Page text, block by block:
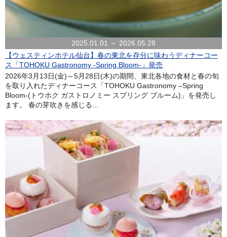
2025.01.01 ～ 2026.05.28
【ウェスティンホテル仙台】春の東北を存分に味わうディナーコー
ス「TOHOKU Gastronomy -Spring Bloom-」発売
2026年3月13日(金)～5月28日(木)の期間、東北各地の食材と春の旬
を取り入れたディナーコース「TOHOKU Gastronomy –Spring
Bloom-(トウホク ガストロノミー スプリング ブルーム)」を発売し
ます。 春の芽吹きを感じる...